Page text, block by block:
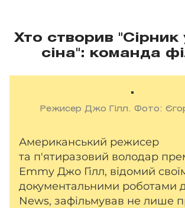
Хто створив "Сірник
сіна": команда
Режисер Джо Гілл. Фото: Єгор
Американський режисер
та п'ятиразовий володар
Emmy Джо Гілл, відомий
документальними роботами
News, зафільмував не лише